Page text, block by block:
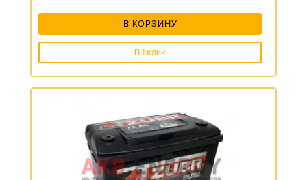
В КОРЗИНУ
В 1 клик